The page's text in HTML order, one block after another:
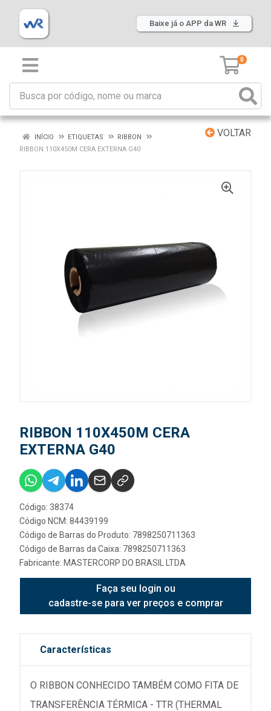
Baixe já o APP da WR
0
VOLTAR
INÍCIO ETIQUETAS
RIBBON
RIBBON 110X450M CERA EXTERNA G40
RIBBON 110X450M CERA
EXTERNA G40
Código: 38374
Código NCM: 84439199
Código de Barras do Produto: 7898250711363
Código de Barras da Caixa: 7898250711363
Fabricante: MASTERCORP DO BRASIL LTDA
Faça seu login ou
cadastre-se para ver preços e comprar
Características
O RIBBON CONHECIDO TAMBÉM COMO FITA DE
TRANSFERÊNCIA TÉRMICA - TTR (THERMAL